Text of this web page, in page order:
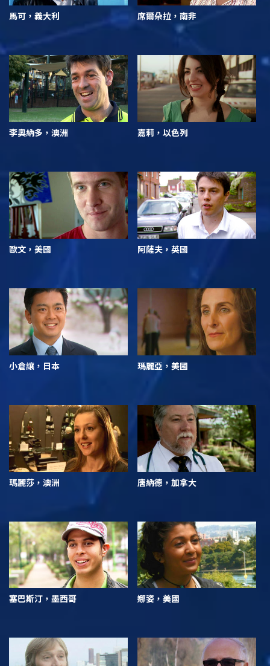
馬可，義大利 席爾朵拉，南非
李奧納多，澳洲 嘉莉，以色列
歐文，美國 阿薩夫，英國
小倉讓，日本 瑪麗亞，美國
瑪麗莎，澳洲 唐納德，加拿大
塞巴斯汀，墨西哥 娜姿，美國